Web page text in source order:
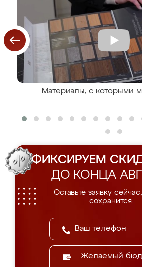
Материалы, с которыми
ФИКСИРУЕМ
ДО КОНЦА
Оставьте заявку
сохранится.
Желаемый